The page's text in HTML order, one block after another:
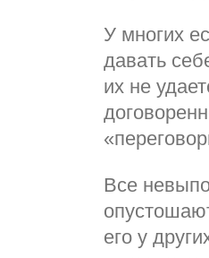
У многих
давать
их не
Все
его у